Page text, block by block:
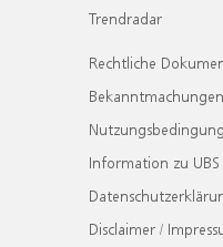
Trendradar
Rechtliche
Bekanntmachungen
Information zu UBS
Disclaimer /